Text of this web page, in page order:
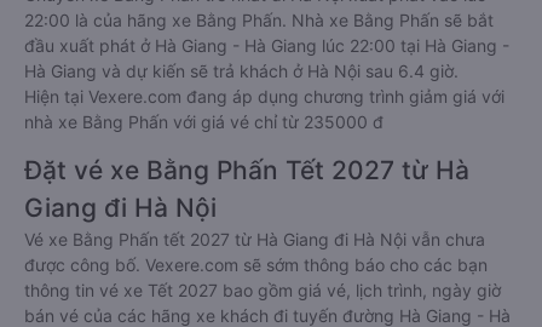
22:00 là của hãng xe Bằng Phấn. Nhà xe Bằng Phấn sẽ bắt
đầu xuất phát ở Hà Giang - Hà Giang lúc 22:00 tại Hà Giang -
Hà Giang và dự kiến sẽ trả khách ở Hà Nội sau 6.4 giờ.
Hiện tại Vexere.com đang áp dụng chương trình giảm giá với
nhà xe Bằng Phấn với giá vé chỉ từ 235000 đ
Đặt vé xe Bằng Phấn Tết 2027 từ Hà
Giang đi Hà Nội
Vé xe Bằng Phấn tết 2027 từ Hà Giang đi Hà Nội vẫn chưa
được công bố. Vexere.com sẽ sớm thông báo cho các bạn
thông tin vé xe Tết 2027 bao gồm giá vé, lịch trình, ngày giờ
bán vé của các hãng xe khách đi tuyến đường Hà Giang - Hà